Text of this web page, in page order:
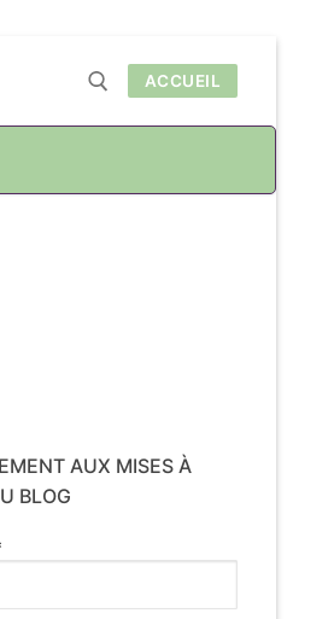
ACCUEIL
AUX MISES À
BLOG